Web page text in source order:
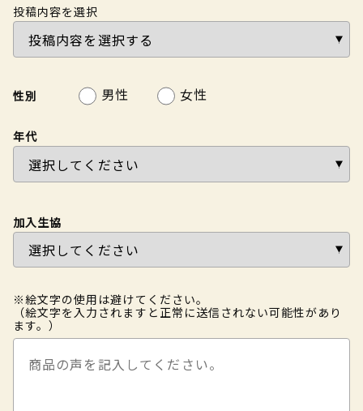
投稿内容を選択
性別 男性 女性
年代
加入生協
※絵文字の使用は避けてください。
（絵文字を入力されますと正常に送信されない可能性があり
ます。）